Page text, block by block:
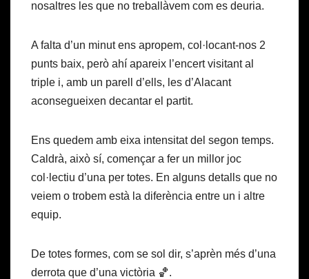
nosaltres les que no treballàvem com es deuria.
A falta d’un minut ens apropem, col·locant-nos 2
punts baix, però ahí apareix l’encert visitant al
triple i, amb un parell d’ells, les d’Alacant
aconsegueixen decantar el partit.
Ens quedem amb eixa intensitat del segon temps.
Caldrà, això sí, començar a fer un millor joc
col·lectiu d’una per totes. En alguns detalls que no
veiem o trobem està la diferència entre un i altre
equip.
De totes formes, com se sol dir, s’aprèn més d’una
derrota que d’una victòria 🏀.